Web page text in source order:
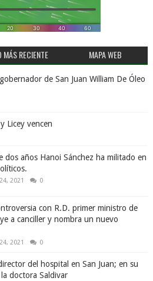
MÁS RECIENTE MAPA WEB
de San Juan William De Óleo
Licey vencen
dos años Hanoi Sánchez ha militado en
2021 0
con R.D. primer ministro de
a canciller y nombra un nuevo
2021 0
del hospital en San Juan; en su
doctora Saldivar